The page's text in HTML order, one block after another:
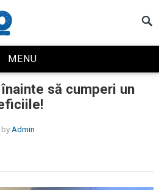
MENU
să cumperi un
by Admin